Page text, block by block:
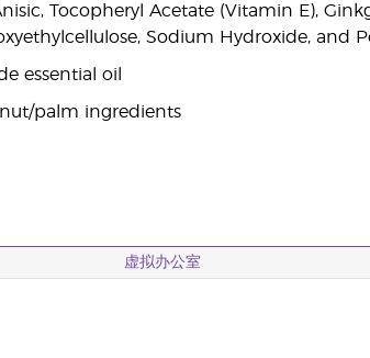
Tocopheryl Acetate (Vitamin E),
Sodium Hydroxide, and
essential oil
palm ingredients
虚拟办公室